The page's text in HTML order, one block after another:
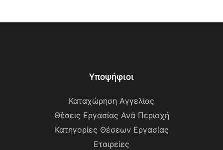
Υποψήφιοι
Καταχώρηση Αγγελίας
Θέσεις Εργασίας Ανά Περιοχή
Κατηγορίες Θέσεων Εργασίας
Εταιρείες